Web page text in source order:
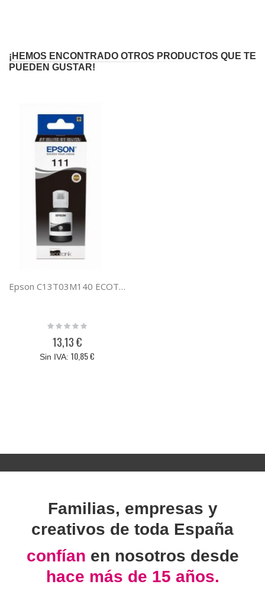
¡HEMOS ENCONTRADO OTROS PRODUCTOS QUE TE
PUEDEN GUSTAR!
Epson C13T03M140 ECOTANK ET-MX1XX NEGRO XL
Rating:
13,13 €
10,85 €
Familias, empresas y
creativos de toda España
confían en nosotros desde
hace más de 15 años.